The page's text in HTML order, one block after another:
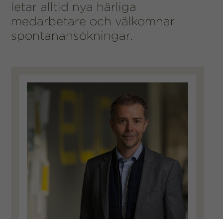
letar alltid nya härliga
medarbetare och välkomnar
spontanansökningar.